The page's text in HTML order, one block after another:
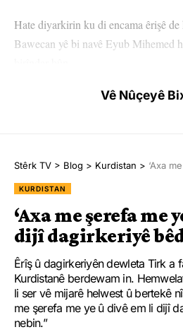
Hate diyarkirin ku di encama êrişê
Bawecan yê bi navê Eyub Mihemed
Her wiha hate destnîşankirin ku 4
Hêjayî gotinêye ku li gorî bîlançoya
ragihandî di 6 mehên destpêkê yên
cuda yên sînorên Rojhilatê Kurdistanê
birîndarkirin ku ji vane 20 kes dibin
YÊN HATINE ÊTÎKETKIRIN HEMÛ BAJAR
Vê Nûçeyê
Stêrk TV > Blog > Kurdistan > ‘Axa me
KURDISTAN
‘Axa me şerefa me
dijî dagirkeriyê
Êrîş û dagirkeriyên dewleta Tirk a
Kurdistanê berdewam in.
li ser vê mijarê helwest û bertekê
me şerefa me ye û divê em li dijî
nebin.”